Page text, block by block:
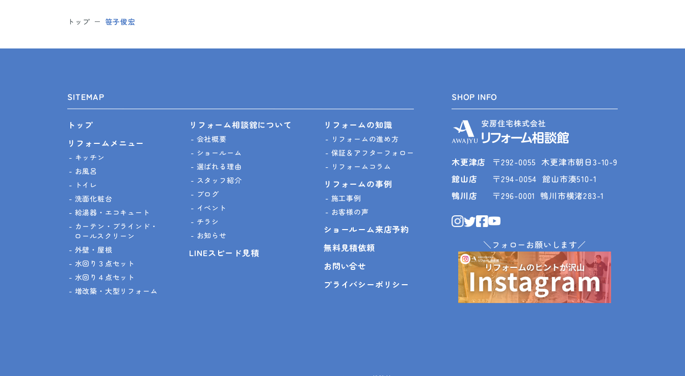
トップ 笹子俊宏
SITEMAP
トップ
リフォームメニュー
キッチン
お風呂
トイレ
洗面化粧台
給湯器・エコキュート
カーテン・ブラインド・
ロールスクリーン
外壁・屋根
水回り３点セット
水回り４点セット
増改築・大型リフォーム
リフォーム相談舘について
会社概要
ショールーム
選ばれる理由
スタッフ紹介
ブログ
イベント
チラシ
お知らせ
LINEスピード見積
リフォームの知識
リフォームの進め方
保証＆アフターフォロー
リフォームコラム
リフォームの事例
施工事例
お客様の声
ショールーム来店予約
無料見積依頼
お問い合せ
プライバシーポリシー
SHOP INFO
木更津店 〒292-0055 木更津市朝日3-10-9
館山店 〒294-0054 館山市湊510-1
鴨川店 〒296-0001 鴨川市横渚283-1
＼フォローお願いします／